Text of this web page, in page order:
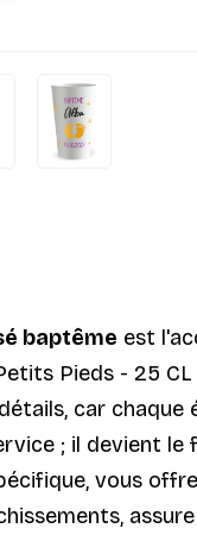
baptême est
Pieds - 25
car
; il devient
vous